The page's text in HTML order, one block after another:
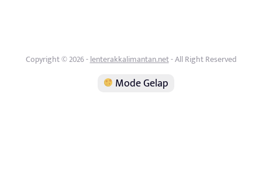
Copyright © 2026 -lenterakkalimantan.net- All Right Reserved
Mode Gelap